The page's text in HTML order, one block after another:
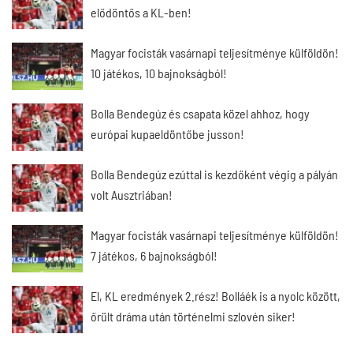
elődöntős a KL-ben!
Magyar focisták vasárnapi teljesítménye külföldön!
10 játékos, 10 bajnokságból!
Bolla Bendegúz és csapata közel ahhoz, hogy
európai kupaeldöntőbe jusson!
Bolla Bendegúz ezúttal is kezdőként végig a pályán
volt Ausztriában!
Magyar focisták vasárnapi teljesítménye külföldön!
7 játékos, 6 bajnokságból!
El, KL eredmények 2.rész! Bolláék is a nyolc között,
őrült dráma után történelmi szlovén siker!